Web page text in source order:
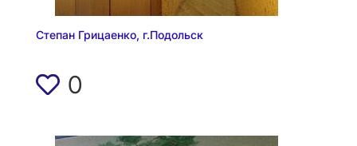
Степан Грицаенко, г.Подольск
0